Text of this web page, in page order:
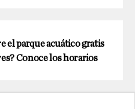
el parque acuático gratis
Conoce los horarios